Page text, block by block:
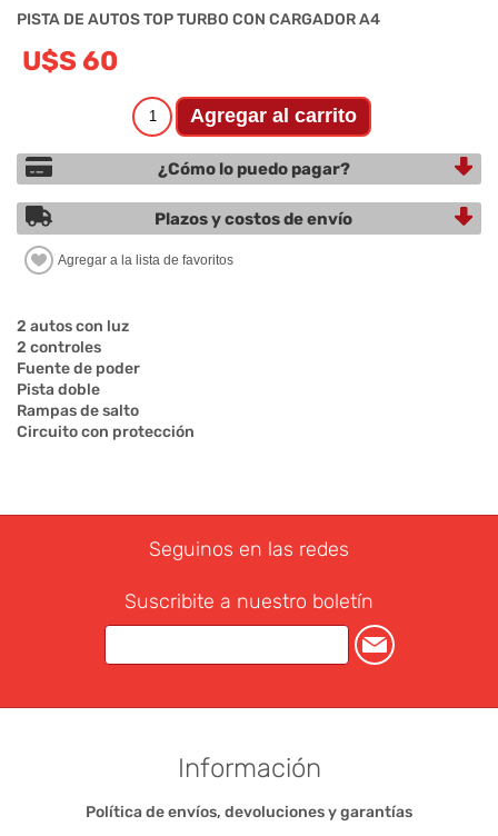
PISTA DE AUTOS TOP TURBO CON CARGADOR A4
U$S 60
¿Cómo lo puedo pagar?
Plazos y costos de envío
2 autos con luz
2 controles
Fuente de poder
Pista doble
Rampas de salto
Circuito con protección
Seguinos en las redes
Suscribite a nuestro boletín
Información
Política de envíos, devoluciones y garantías